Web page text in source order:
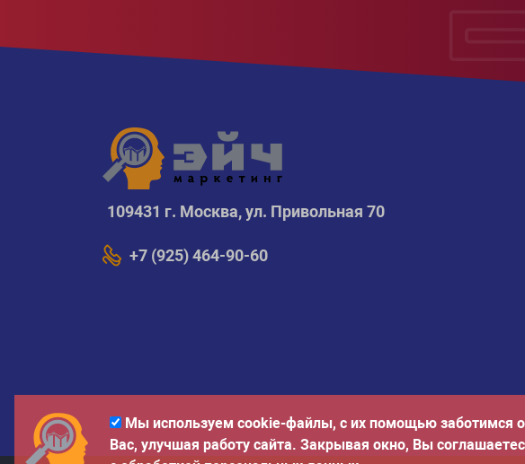
Мы используем cookie-файлы, с их помощью заботимся о
Вас, улучшая работу сайта. Закрывая окно, Вы
109431 г. Москва, ул. Привольная 70
+7 (925) 464-90-60